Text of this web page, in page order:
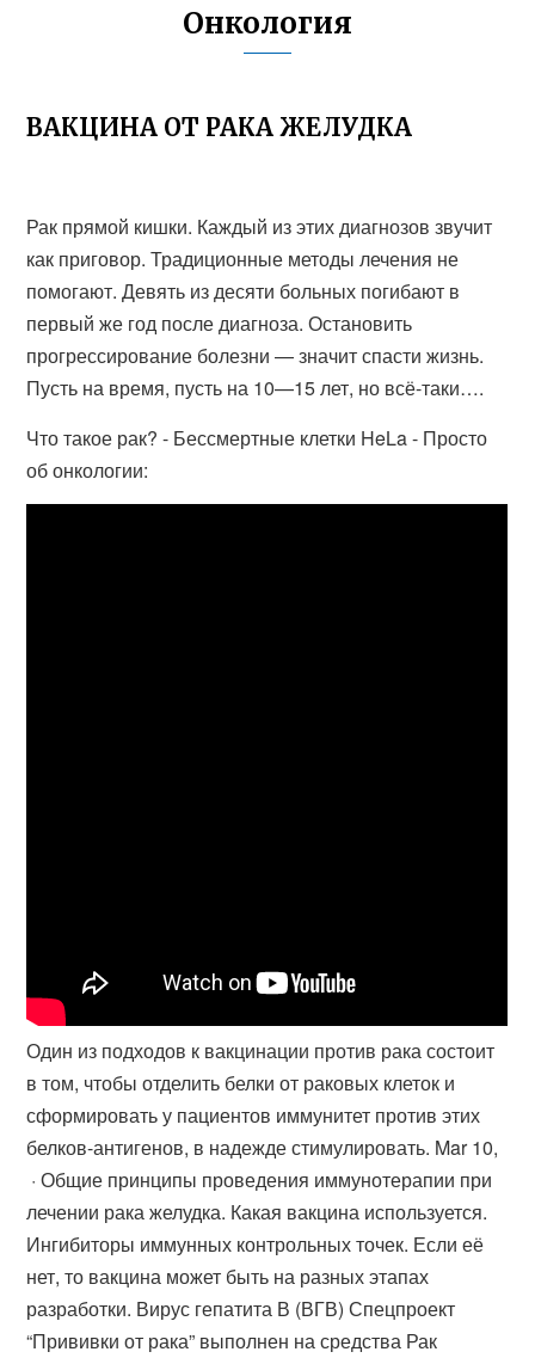
Онкология
ВАКЦИНА ОТ РАКА ЖЕЛУДКА
Рак прямой кишки. Каждый из этих диагнозов звучит
как приговор. Традиционные методы лечения не
помогают. Девять из десяти больных погибают в
первый же год после диагноза. Остановить
прогрессирование болезни — значит спасти жизнь.
Пусть на время, пусть на 10—15 лет, но всё-таки….
Что такое рак? - Бессмертные клетки HeLa - Просто
об онкологии:
Один из подходов к вакцинации против рака состоит
в том, чтобы отделить белки от раковых клеток и
сформировать у пациентов иммунитет против этих
белков-антигенов, в надежде стимулировать. Mar 10,
· Общие принципы проведения иммунотерапии при
лечении рака желудка. Какая вакцина используется.
Ингибиторы иммунных контрольных точек. Если её
нет, то вакцина может быть на разных этапах
разработки. Вирус гепатита В (ВГВ) Спецпроект
“Прививки от рака” выполнен на средства Рак